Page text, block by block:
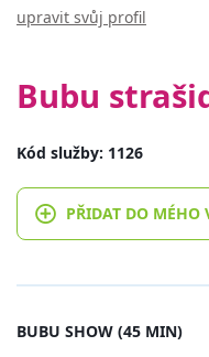
upravit svůj profil
Bubu
Kód služby: 1126
PŘIDAT DO MÉHO
BUBU SHOW (45 MIN)